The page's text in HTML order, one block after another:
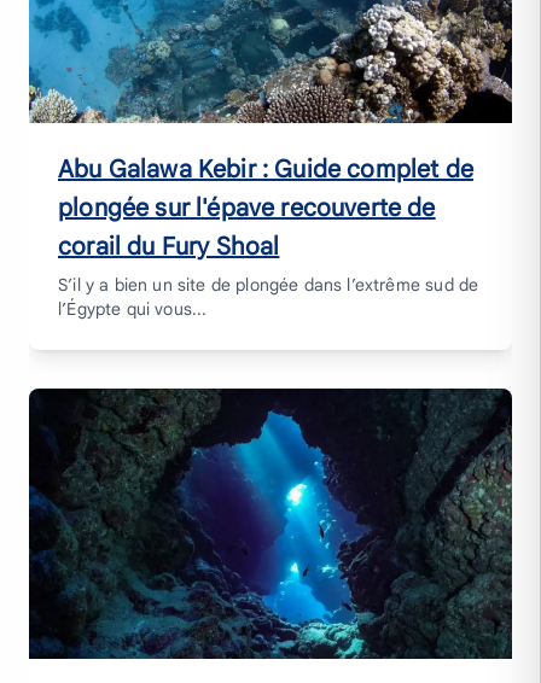
Abu Galawa Kebir : Guide complet de
plongée sur l'épave recouverte de
corail du Fury Shoal
S’il y a bien un site de plongée dans l’extrême sud de
l’Égypte qui vous...